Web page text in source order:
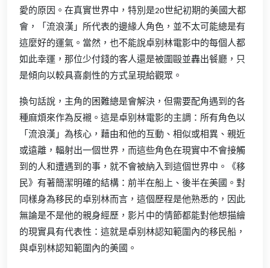
愛的原因。在真實世界中，特別是20世紀初期的美國大都
會，「流浪漢」所代表的邊緣人角色，並不太可能總是有
這麼好的運氣。當然，也不能說卓别林電影中的每個人都
如此幸運，那位少付錢的客人還是被圍毆並轟出餐廳，只
是傾向以較具喜劇性的方式呈現給觀眾。
換句話說，主角的困難總是會解決，但需要配角遇到的各
種麻煩來作為反襯。這是卓别林電影的主調：所有角色以
「流浪漢」為核心，藉由和他的互動、相似或相異、親近
或遠離，輻射出一個世界，而這些角色在現實中不會接觸
到的人和遭遇到的事，就不會被納入到這個世界中。《移
民》有著簡潔明確的結構：前半在船上、後半在美國。對
同樣身為移民的卓别林而言，這個歷程是他熟悉的，因此
無論是不是他的親身經歷，影片中的情節都能對他想描繪
的現實具有代表性：這就是卓别林認知範圍內的移民船，
與卓别林認知範圍內的美國。